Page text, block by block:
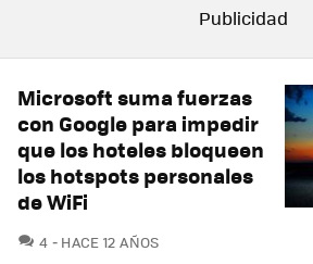
Microsoft suma fuerzas
con Google para impedir
que los hoteles bloqueen
los hotspots personales
de WiFi
4 COMENTARIOS
HACE 12 AÑOS